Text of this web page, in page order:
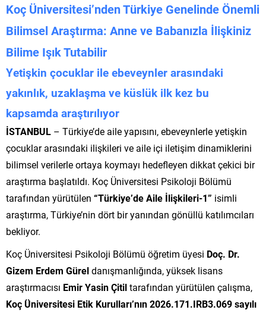
Koç Üniversitesi’nden Türkiye Genelinde Önemli
Bilimsel Araştırma: Anne ve Babanızla İlişkiniz
Bilime Işık Tutabilir
Yetişkin çocuklar ile ebeveynler arasındaki
yakınlık, uzaklaşma ve küslük ilk kez bu
kapsamda araştırılıyor
İSTANBUL – Türkiye’de aile yapısını, ebeveynlerle yetişkin
çocuklar arasındaki ilişkileri ve aile içi iletişim dinamiklerini
bilimsel verilerle ortaya koymayı hedefleyen dikkat çekici bir
araştırma başlatıldı. Koç Üniversitesi Psikoloji Bölümü
tarafından yürütülen “Türkiye’de Aile İlişkileri-1” isimli
araştırma, Türkiye’nin dört bir yanından gönüllü katılımcıları
bekliyor.
Koç Üniversitesi Psikoloji Bölümü öğretim üyesi Doç. Dr.
Gizem Erdem Güreldanışmanlığında, yüksek lisans
araştırmacısı Emir Yasin Çitiltarafından yürütülen çalışma,
Koç Üniversitesi Etik Kurulları’nın 2026.171.IRB3.069 sayılı